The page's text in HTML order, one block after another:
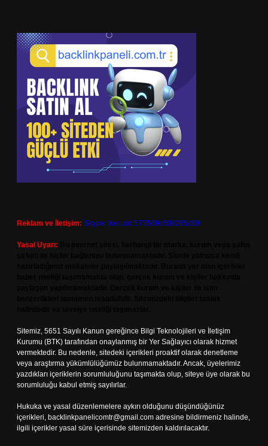
Reklam ve İletişim: Skype: live:.cid.575569c608265c69
Yasal Uyarı:
Sitemiz, 5651 Sayılı Kanun gereğince Bilgi Teknolojileri ve İletişim
Kurumu (BTK) tarafından onaylanmış bir Yer Sağlayıcı olarak hizmet
vermektedir. Bu nedenle, sitedeki içerikleri proaktif olarak denetleme
veya araştırma yükümlülüğümüz bulunmamaktadır. Ancak, üyelerimiz
yazdıkları içeriklerin sorumluluğunu taşımakta olup, siteye üye olarak bu
sorumluluğu kabul etmiş sayılırlar.
Hukuka ve yasal düzenlemelere aykırı olduğunu düşündüğünüz
içerikleri, backlinkpanelicomtr@gmail.com adresine bildirmeniz halinde,
ilgili içerikler yasal süre içerisinde sitemizden kaldırılacaktır.